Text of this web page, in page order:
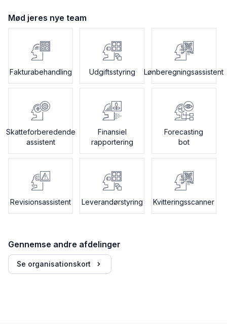
Mød jeres nye team
Fakturabehandling Udgiftsstyring Lønberegningsassistent
Skatteforberedende
assistent
Finansiel
rapportering
Forecasting
bot
Revisionsassistent Leverandørstyring Kvitteringsscanner
Gennemse andre afdelinger
Se organisationskort